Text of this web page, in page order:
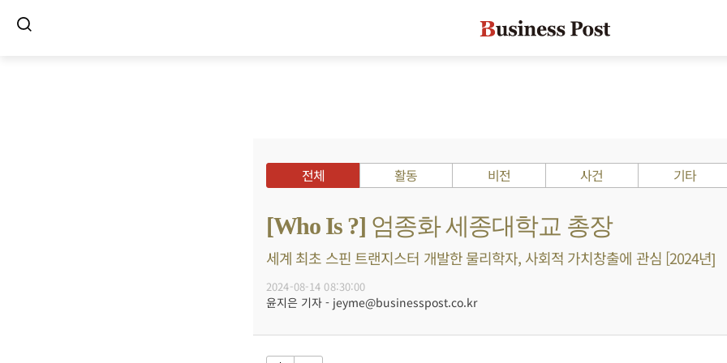
전체 활동 비전 사건 기타
[Who Is ?] 엄종화 세종대학교 총장
세계 최초 스핀 트랜지스터 개발한 물리학자, 사회적 가치창출에 관심 [2024년]
2024-08-14 08:30:00
윤지은 기자 - jeyme@businesspost.co.kr